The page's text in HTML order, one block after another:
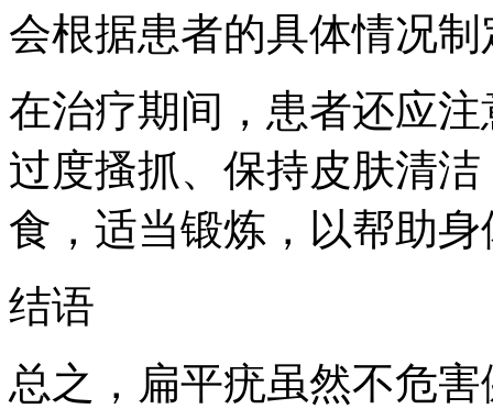
会根据患者的具体情况
在治疗期间，患者还应
过度搔抓、保持皮肤清
食，适当锻炼，以帮助
结语
总之，扁平疣虽然不危